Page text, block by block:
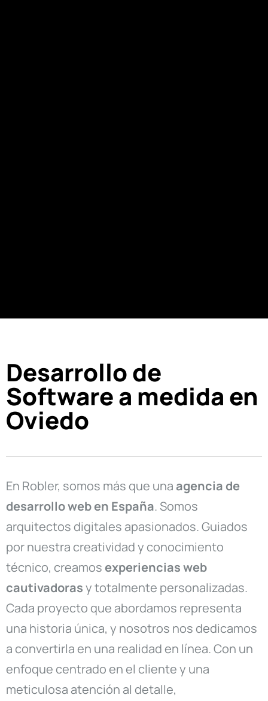
Desarrollo de
Software a medida en
Oviedo
En Robler, somos más que una agencia de
desarrollo web en España. Somos
arquitectos digitales apasionados. Guiados
por nuestra creatividad y conocimiento
técnico, creamos experiencias web
cautivadorasy totalmente personalizadas.
Cada proyecto que abordamos representa
una historia única, y nosotros nos dedicamos
a convertirla en una realidad en línea. Con un
enfoque centrado en el cliente y una
meticulosa atención al detalle,